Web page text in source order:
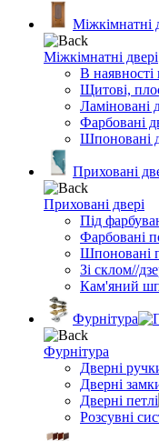
Міжкімнатні
Міжкімнатні двері
В наявності
Щитові,
Ламіновані
Фарбовані
Шпоновані
Приховані
Приховані двері
Під
Фарбовані
Шпоновані
Зі склом//
Кам'яний
Фурнітура
Фурнітура
Дверні
Дверні
Дверні петлі
Розсувні